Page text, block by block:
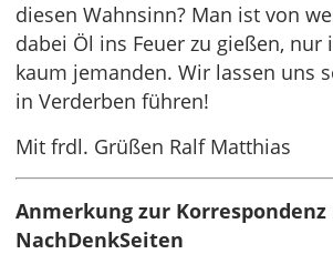
diesen Wahnsinn? Man ist von
dabei Öl ins Feuer zu gießen, nur
kaum jemanden. Wir lassen uns
in Verderben führen!
Mit frdl. Grüßen Ralf Matthias
Anmerkung zur
NachDenkSeiten